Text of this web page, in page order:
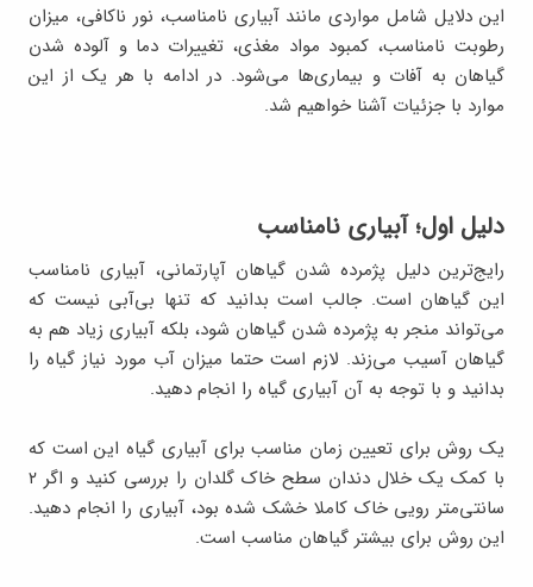
این دلایل شامل مواردی مانند آبیاری نامناسب، نور ناکافی، میزان
رطوبت نامناسب، کمبود مواد مغذی، تغییرات دما و آلوده شدن
گیاهان به آفات و بیماری‌ها می‌شود. در ادامه با هر یک از این
موارد با جزئیات آشنا خواهیم شد.
دلیل اول؛ آبیاری نامناسب
رایج‌ترین دلیل پژمرده شدن گیاهان آپارتمانی، آبیاری نامناسب
این گیاهان است. جالب است بدانید که تنها بی‌‌آبی نیست که
می‌تواند منجر به پژمرده شدن گیاهان شود، بلکه آبیاری زیاد هم به
گیاهان آسیب می‌زند. لازم است حتما میزان آب مورد نیاز گیاه را
بدانید و با توجه به آن آبیاری گیاه را انجام دهید.
یک روش برای تعیین زمان مناسب برای آبیاری گیاه این است که
با کمک یک خلال دندان سطح خاک گلدان را بررسی کنید و اگر ۲
سانتی‌متر رویی خاک کاملا خشک شده بود، آبیاری را انجام دهید.
این روش برای بیشتر گیاهان مناسب است.